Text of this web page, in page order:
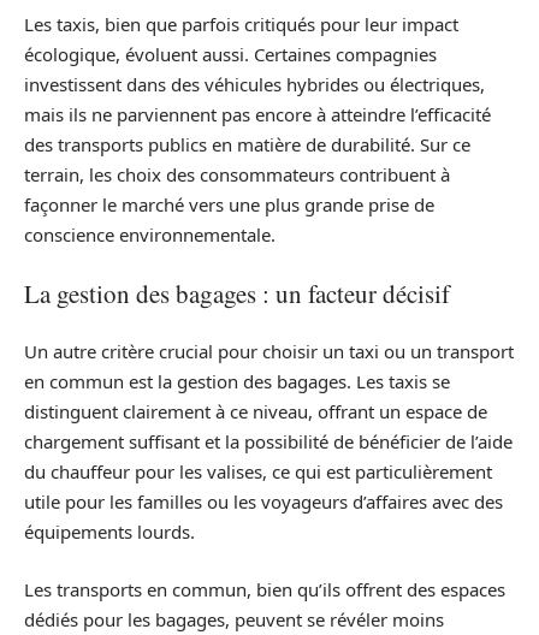
Les taxis, bien que parfois critiqués pour leur impact
écologique, évoluent aussi. Certaines compagnies
investissent dans des véhicules hybrides ou électriques,
mais ils ne parviennent pas encore à atteindre l’efficacité
des transports publics en matière de durabilité. Sur ce
terrain, les choix des consommateurs contribuent à
façonner le marché vers une plus grande prise de
conscience environnementale.
La gestion des bagages : un facteur décisif
Un autre critère crucial pour choisir un taxi ou un transport
en commun est la gestion des bagages. Les taxis se
distinguent clairement à ce niveau, offrant un espace de
chargement suffisant et la possibilité de bénéficier de l’aide
du chauffeur pour les valises, ce qui est particulièrement
utile pour les familles ou les voyageurs d’affaires avec des
équipements lourds.
Les transports en commun, bien qu’ils offrent des espaces
dédiés pour les bagages, peuvent se révéler moins